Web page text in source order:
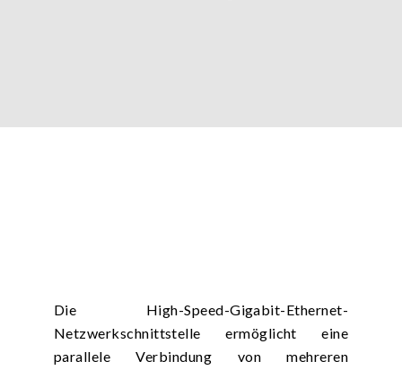
Die High-Speed-Gigabit-Ethernet-
Netzwerkschnittstelle ermöglicht eine
parallele Verbindung von mehreren